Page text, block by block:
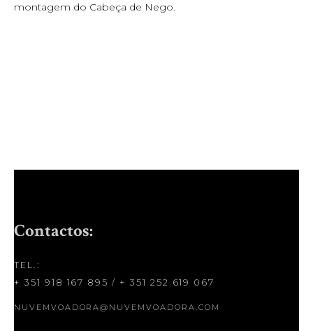
montagem do Cabeça de Nego.
Contactos:
TEL.:
+ 351 918 167 895 / + 351 252 619 067
NUVEMVOADORA@NUVEMVOADORA.COM